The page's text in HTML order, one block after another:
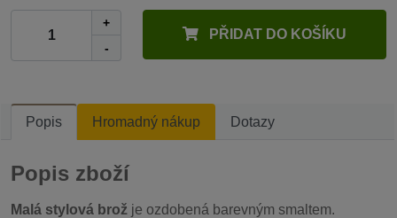
+
-
PŘIDAT DO KOŠÍKU
Popis Hromadný nákup Dotazy
Popis zboží
Malá stylová brož je ozdobená barevným smaltem.